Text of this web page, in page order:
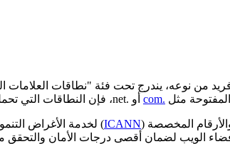
مثل .com أو .net، فإن النطاقات التي تحمل أسماء مؤسسات عريقة تهدف عادةً إلى تعزيز الثقة والمصداقية وتوحيد الحضور الرقمي للمنظمة.
المخصصة (ICANN) لخدمة الأغراض
الويب لضمان أقصى درجات الأمان والتحقق